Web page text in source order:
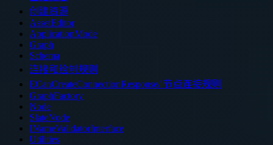
创建资源
AssetEditor
ApplicationMode
Graph
Schema
连接和绘制规则
ECanCreateConnectionResponse/ 节点连接规则
GraphFactory
Node
SlateNode
INameValidatorInterface
Utilities